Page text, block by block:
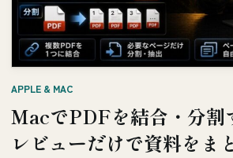
APPLE & MAC
MacでPDFを結合・分割
レビューだけで資料をま